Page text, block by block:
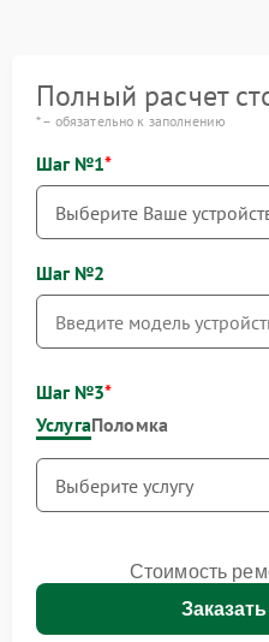
Полный расчет
* – обязательно к заполнению
Шаг №1
Шаг №2
Шаг №3
УслугаПоломка
Стоимость